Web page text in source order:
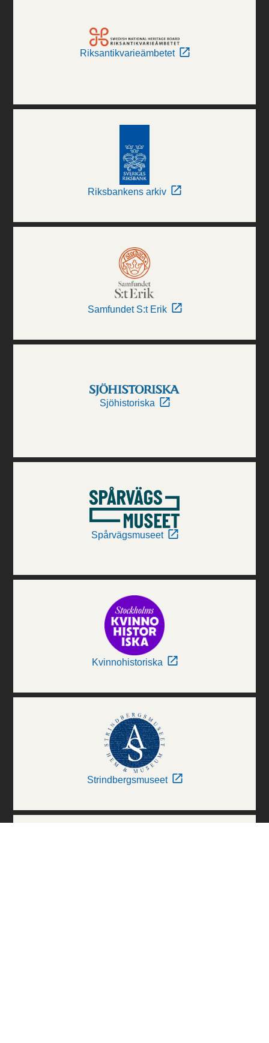
Riksantikvarieämbetet
Riksbankens arkiv
Samfundet S:t Erik
Sjöhistoriska
Spårvägsmuseet
Kvinnohistoriska
Strindbergsmuseet